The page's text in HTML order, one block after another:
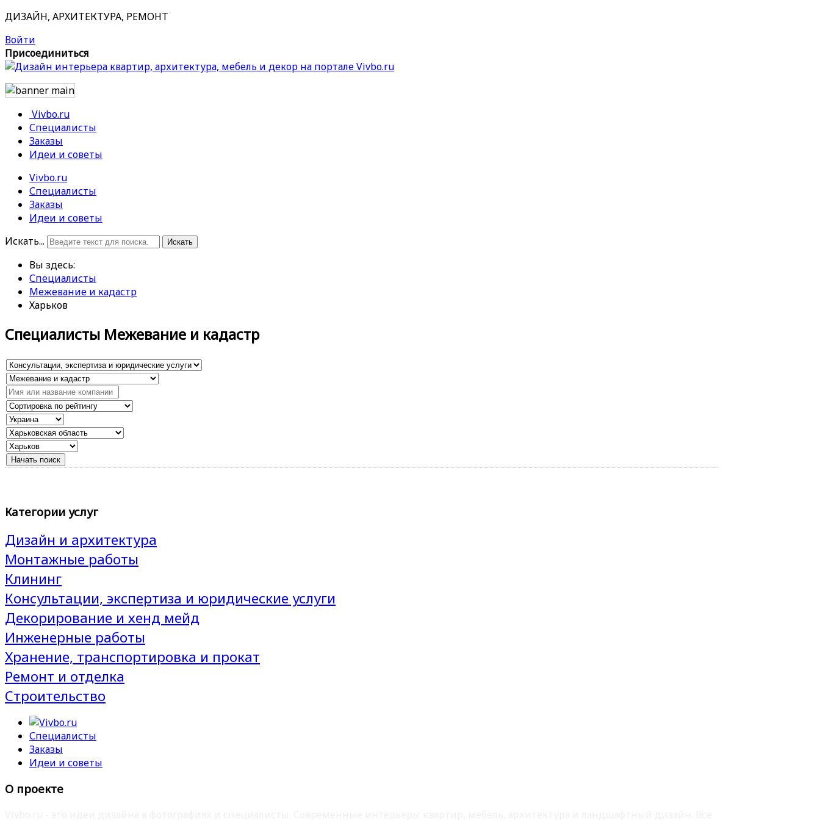
ДИЗАЙН, АРХИТЕКТУРА, РЕМОНТ
Войти
Присоединиться
Vivbo.ru
Специалисты
Заказы
Идеи и советы
Vivbo.ru
Специалисты
Заказы
Идеи и советы
Искать...
Искать
Вы здесь:
Специалисты
Межевание и кадастр
Харьков
Специалисты Межевание и кадастр
Категории услуг
Дизайн и архитектура
Монтажные работы
Клининг
Консультации, экспертиза и юридические услуги
Декорирование и хенд мейд
Инженерные работы
Хранение, транспортировка и прокат
Ремонт и отделка
Строительство
Специалисты
Заказы
Идеи и советы
О проекте